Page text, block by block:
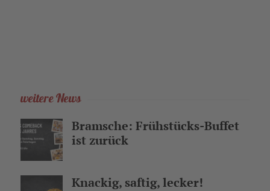
weitere News
Bramsche: Frühstücks-Buffet
ist zurück
Knackig, saftig, lecker!